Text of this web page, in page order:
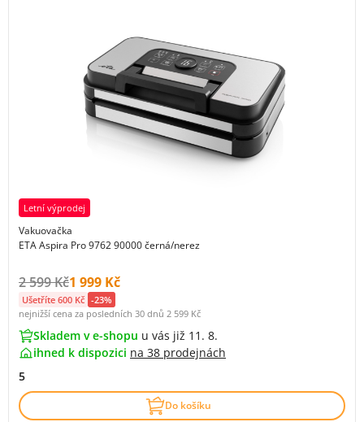
Letní výprodej
Vakuovačka
ETA Aspira Pro 9762 90000 černá/nerez
Původní cena s DPH:
2 599 KčCena s DPH:
1 999 Kč
Ušetříte 600 Kč -23%
nejnižší cena za posledních 30 dnů 2 599 Kč
Skladem v e-shopu u vás již 11. 8.
ihned k dispozici na 38 prodejnách
5
Do košíku